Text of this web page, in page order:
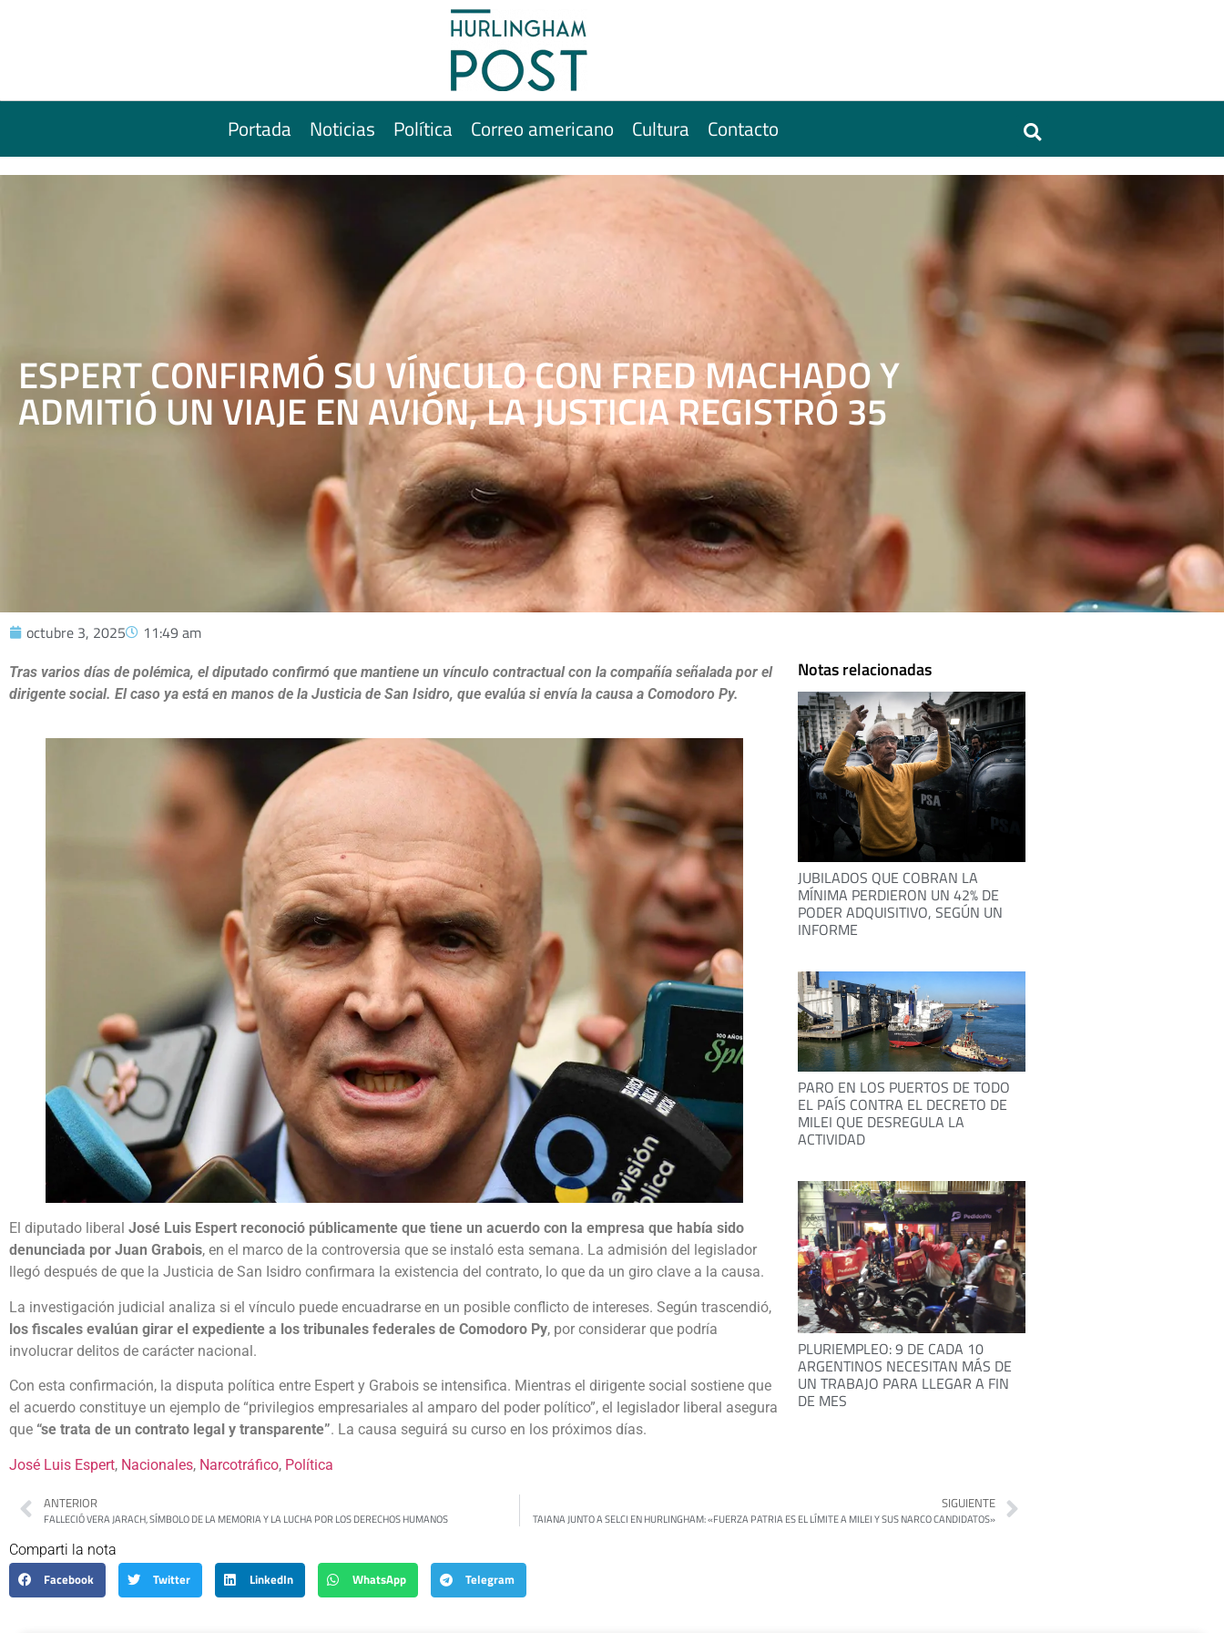
Portada Noticias Política Correo americano Cultura Contacto
ESPERT CONFIRMÓ SU VÍNCULO CON FRED MACHADO Y
ADMITIÓ UN VIAJE EN AVIÓN, LA JUSTICIA REGISTRÓ 35
octubre 3, 2025 11:49 am
Tras varios días de polémica, el diputado confirmó que mantiene un vínculo contractual con la compañía señalada por el
dirigente social. El caso ya está en manos de la Justicia de San Isidro, que evalúa si envía la causa a Comodoro Py.
El diputado liberal José Luis Espert reconoció públicamente que tiene un acuerdo con la empresa que había sido
denunciada por Juan Grabois, en el marco de la controversia que se instaló esta semana. La admisión del legislador
llegó después de que la Justicia de San Isidro confirmara la existencia del contrato, lo que da un giro clave a la causa.
La investigación judicial analiza si el vínculo puede encuadrarse en un posible conflicto de intereses. Según trascendió,
los fiscales evalúan girar el expediente a los tribunales federales de Comodoro Py, por considerar que podría
involucrar delitos de carácter nacional.
Con esta confirmación, la disputa política entre Espert y Grabois se intensifica. Mientras el dirigente social sostiene que
el acuerdo constituye un ejemplo de “privilegios empresariales al amparo del poder político”, el legislador liberal asegura
que “se trata de un contrato legal y transparente”. La causa seguirá su curso en los próximos días.
José Luis Espert, Nacionales, Narcotráfico, Política
Notas relacionadas
JUBILADOS QUE COBRAN LA
MÍNIMA PERDIERON UN 42% DE
PODER ADQUISITIVO, SEGÚN UN
INFORME
PARO EN LOS PUERTOS DE TODO
EL PAÍS CONTRA EL DECRETO DE
MILEI QUE DESREGULA LA
ACTIVIDAD
PLURIEMPLEO: 9 DE CADA 10
ARGENTINOS NECESITAN MÁS DE
UN TRABAJO PARA LLEGAR A FIN
DE MES
ANTERIOR
FALLECIÓ VERA JARACH, SÍMBOLO DE LA MEMORIA Y LA LUCHA POR LOS DERECHOS HUMANOS
SIGUIENTE
TAIANA JUNTO A SELCI EN HURLINGHAM: «FUERZA PATRIA ES EL LÍMITE A MILEI Y SUS NARCO CANDIDATOS»
Comparti la nota
Facebook
Twitter LinkedIn WhatsApp Telegram